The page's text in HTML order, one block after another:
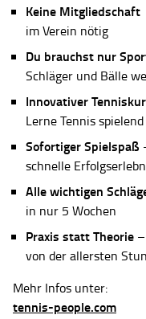
Keine Mitgliedschaft
im Verein nötig
Du brauchst nur
Schläger und Bälle
Innovativer
Lerne Tennis
Sofortiger Spielspaß
schnelle
Alle wichtigen
in nur 5 Wochen
Praxis statt Theorie –
von der allersten
Mehr Infos unter:
tennis-people.com